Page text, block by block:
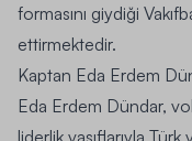
formasını giydiği
ettirmektedir.
Kaptan Eda Erdem
Eda Erdem Dündar,
liderlik vasıflarıyla